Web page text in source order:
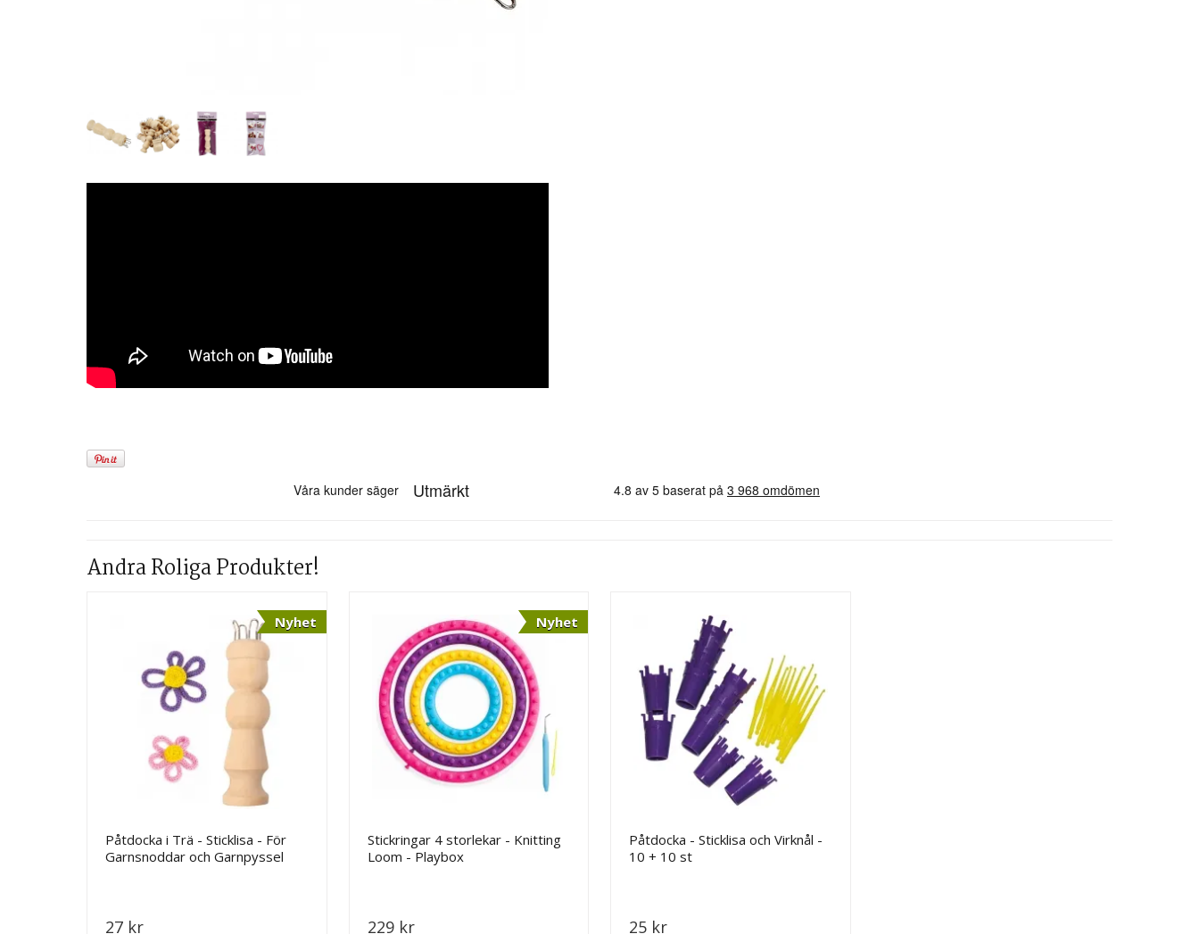
Andra Roliga Produkter!
Nyhet
Påtdocka i Trä - Sticklisa - För
Garnsnoddar och Garnpyssel
27 kr
Nyhet
Stickringar 4 storlekar - Knitting
Loom - Playbox
229 kr
Påtdocka - Sticklisa och Virknål -
10 + 10 st
25 kr